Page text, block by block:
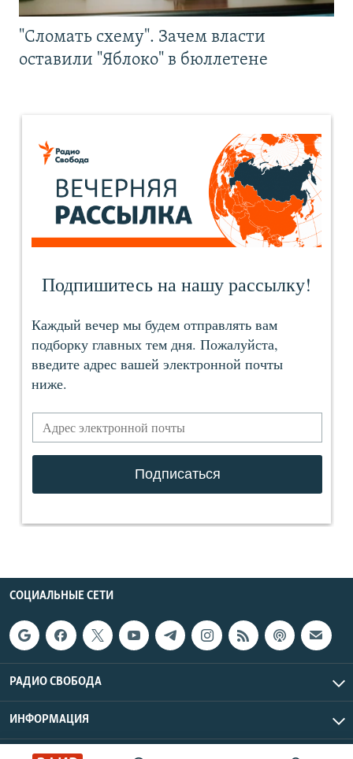
"Сломать схему". Зачем власти
оставили "Яблоко" в бюллетене
СОЦИАЛЬНЫЕ СЕТИ
РАДИО СВОБОДА
ИНФОРМАЦИЯ